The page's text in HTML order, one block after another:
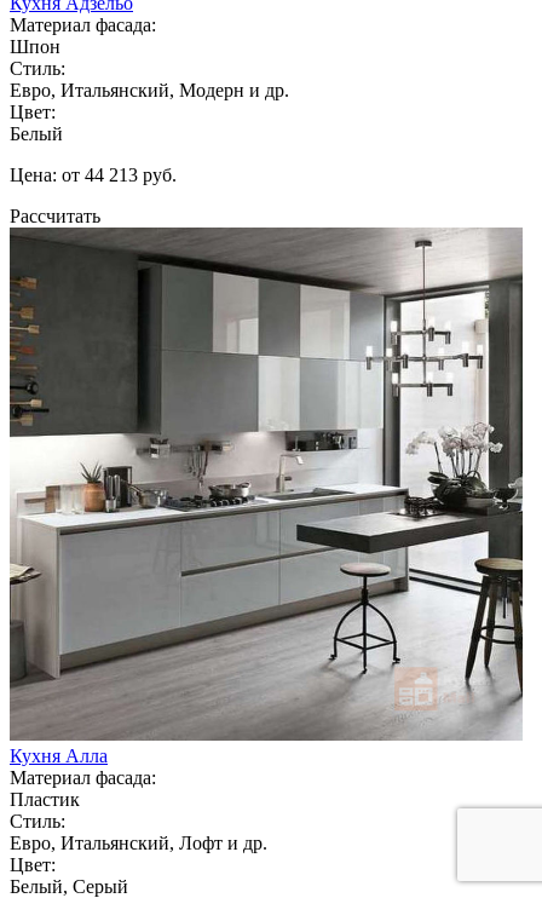
Материал фасада:
Шпон
Стиль:
Евро, Итальянский, Модерн и др.
Цвет:
Белый
Цена: от 44 213 руб.
Рассчитать
Кухня Алла
Материал фасада:
Пластик
Стиль:
Евро, Итальянский, Лофт и др.
Цвет:
Белый, Серый